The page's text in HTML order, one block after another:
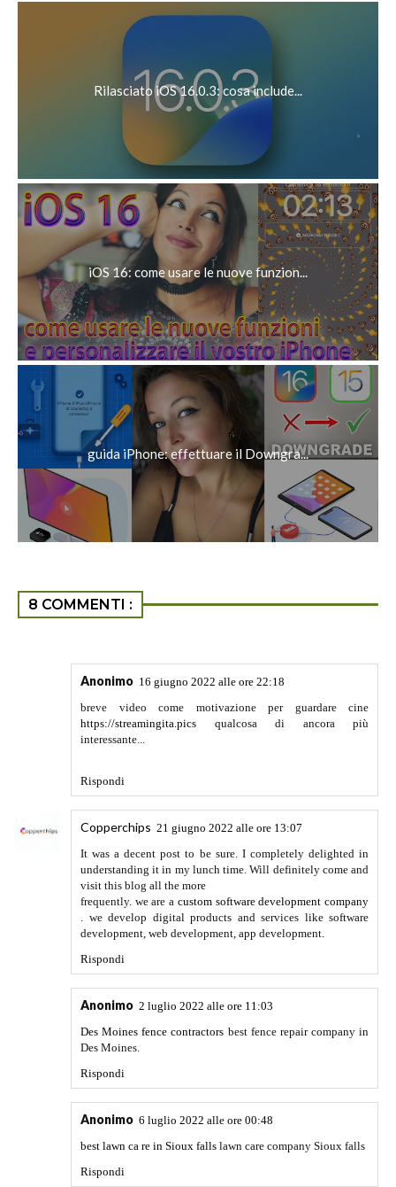
Rilasciato iOS 16.0.3: cosa include...
iOS 16: come usare le nuove funzion...
guida iPhone: effettuare il Downgra...
8 COMMENTI :
Anonimo 16 giugno 2022 alle ore 22:18
breve video come motivazione per guardare cine
https://streamingita.pics qualcosa di ancora più
interessante...
Rispondi
Copperchips 21 giugno 2022 alle ore 13:07
It was a decent post to be sure. I completely delighted in
understanding it in my lunch time. Will definitely come and
visit this blog all the more
frequently. we are a custom software development company
. we develop digital products and services like software
development, web development, app development.
Rispondi
Anonimo 2 luglio 2022 alle ore 11:03
Des Moines fence contractors best fence repair company in
Des Moines.
Rispondi
Anonimo 6 luglio 2022 alle ore 00:48
best lawn ca re in Sioux falls lawn care company Sioux falls
Rispondi